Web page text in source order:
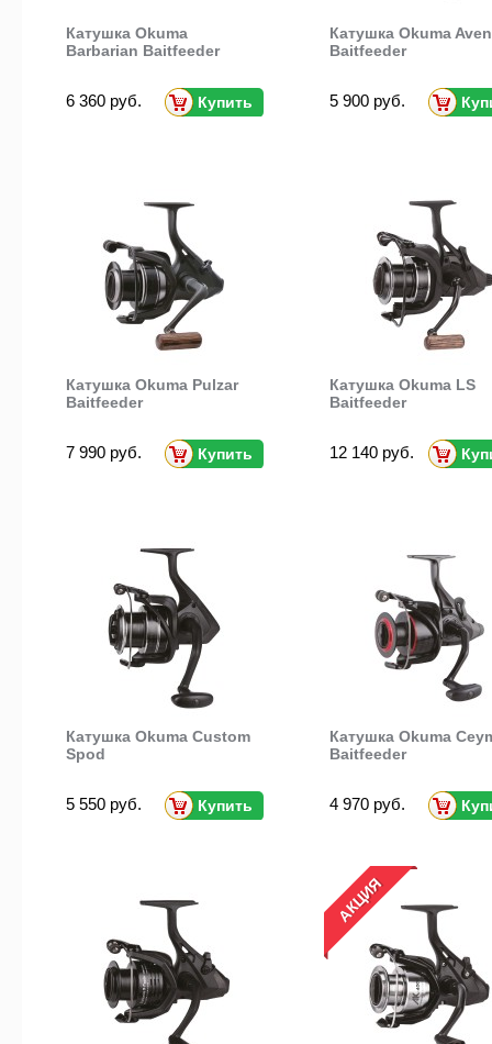
Катушка Okuma
Barbarian Baitfeeder
6 360 руб. Купить
Катушка Okuma
Baitfeeder
5 900 руб.
Катушка Okuma Pulzar
Baitfeeder
7 990 руб. Купить
Катушка Okuma LS
Baitfeeder
12 140 руб.
Катушка Okuma Custom
Spod
5 550 руб. Купить
Катушка Okuma
Baitfeeder
4 970 руб.
АКЦИЯ